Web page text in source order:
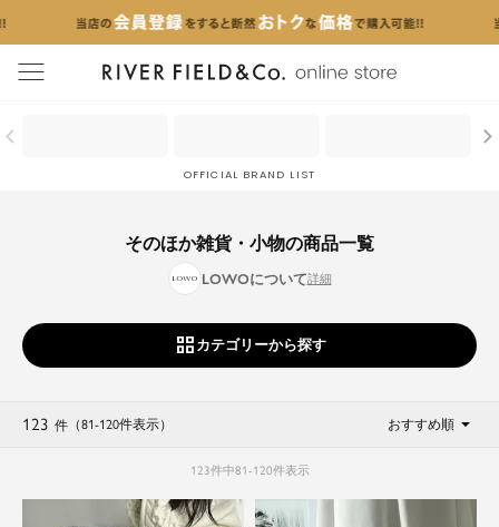
menu
OFFICIAL BRAND LIST
そのほか雑貨・小物の商品一覧
LOWOについて
カテゴリーから探す
123 件 （81-120件表示） おすすめ順
123件中81-120件表示